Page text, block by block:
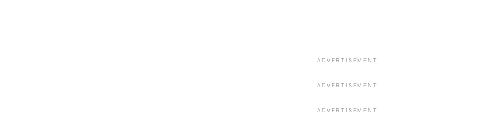
ADVERTISEMENT
ADVERTISEMENT
ADVERTISEMENT